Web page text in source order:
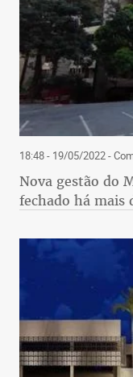
18:48 - 19/05/2022-
Nova gestão do
fechado há mais